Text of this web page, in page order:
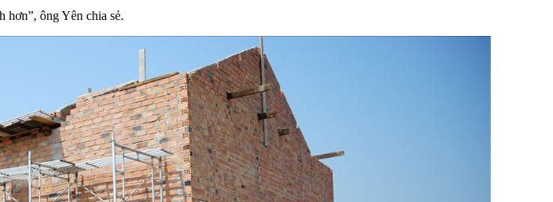
hơn”, ông Yên chia sẻ.